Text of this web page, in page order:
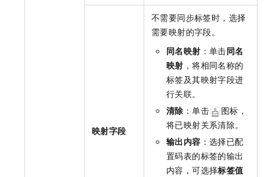
映射字段
不需要同步标签时，选择
需要映射的字段。
同名映射 ：单击同名
映射 ，将相同名称的
标签及其映射字段进
行关联。
清除 ：单击
图标，
将已映射关系清除。
输出内容 ：选择已配
置码表的标签的输出
内容，可选择标签值